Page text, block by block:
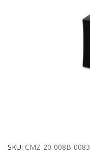
Vai
SKU CMZ-20-008B-0083